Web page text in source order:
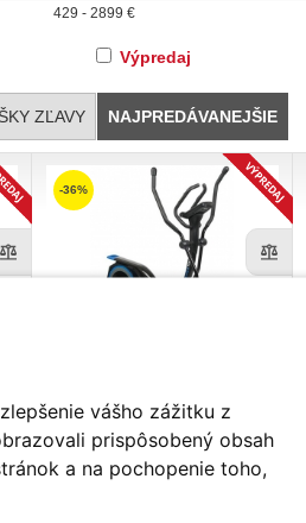
vášho zážitku z
prispôsobený obsah
a na pochopenie toho,
Výpredaj
ZĽAVY NAJPREDÁVANEJŠIE
-36%
766,00 €
1 202,38 €
KÚPIŤ